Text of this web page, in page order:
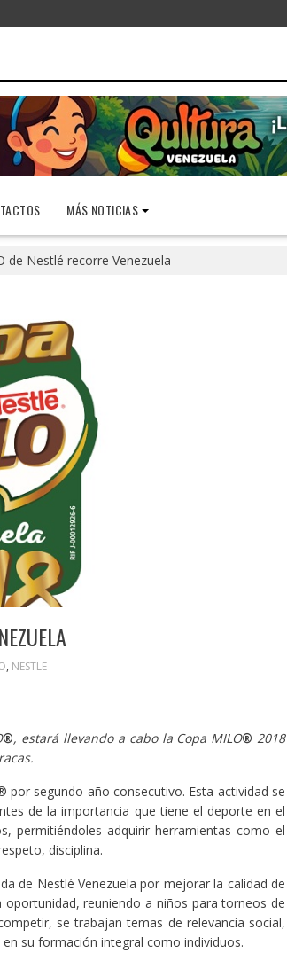
MÁS NOTICIAS
de Nestlé recorre Venezuela
, NESTLE
®, estará llevando a cabo la Copa MILO® 2018
.
por segundo año consecutivo. Esta actividad se
de la importancia que tiene el deporte en el
permitiéndoles adquirir herramientas como el
disciplina.
de Nestlé Venezuela por mejorar la calidad de
reuniendo a niños para torneos de
se trabajan temas de relevancia social,
su formación integral como individuos.